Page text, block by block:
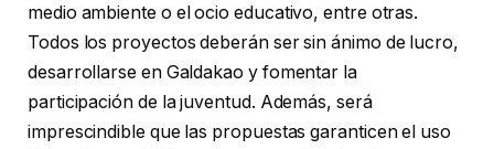
medio ambiente o el ocio educativo, entre otras.
Todos los proyectos deberán ser sin ánimo de lucro,
desarrollarse en Galdakao y fomentar la
participación de la juventud. Además, será
imprescindible que las propuestas garanticen el uso